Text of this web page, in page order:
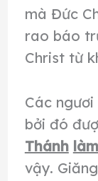
mà Đức
rao báo
Christ từ
Các
bởi đó
Thánh
vậy.